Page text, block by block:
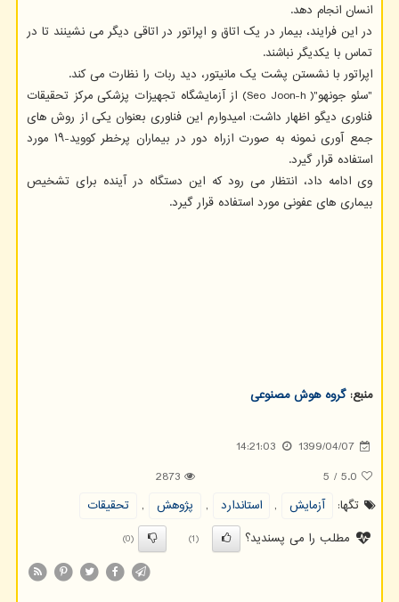
انسان انجام دهد.
در این فرایند، بیمار در یک اتاق و اپراتور در اتاقی دیگر می نشینند تا در
تماس با یکدیگر نباشند.
اپراتور با نشستن پشت یک مانیتور، دید ربات را نظارت می کند.
"سئو جونهو"( Seo Joon-h) از آزمایشگاه تجهیزات پزشکی مرکز تحقیقات
فناوری دیگو اظهار داشت: امیدوارم این فناوری بعنوان یکی از روش های
جمع آوری نمونه به صورت ازراه دور در بیماران پرخطر کووید-۱۹ مورد
استفاده قرار گیرد.
وی ادامه داد، انتظار می رود که این دستگاه در آینده برای تشخیص
بیماری های عفونی مورد استفاده قرار گیرد.
منبع:گروه هوش مصنوعی
1399/04/07
14:21:03
5.0
/
5
2873
تگها:
آزمایش , استاندارد , پژوهش ,
تحقیقات
مطلب را می پسندید؟
(1)
(0)